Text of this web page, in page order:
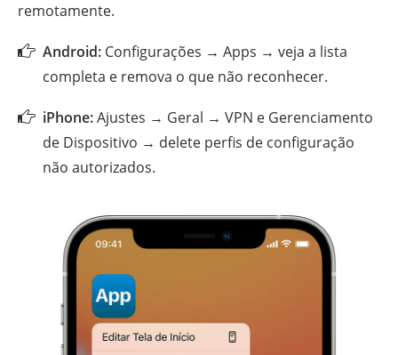
remotamente.
Android: Configurações → Apps → veja a lista
completa e remova o que não reconhecer.
iPhone:Ajustes → Geral → VPN e Gerenciamento
de Dispositivo → delete perfis de configuração
não autorizados.